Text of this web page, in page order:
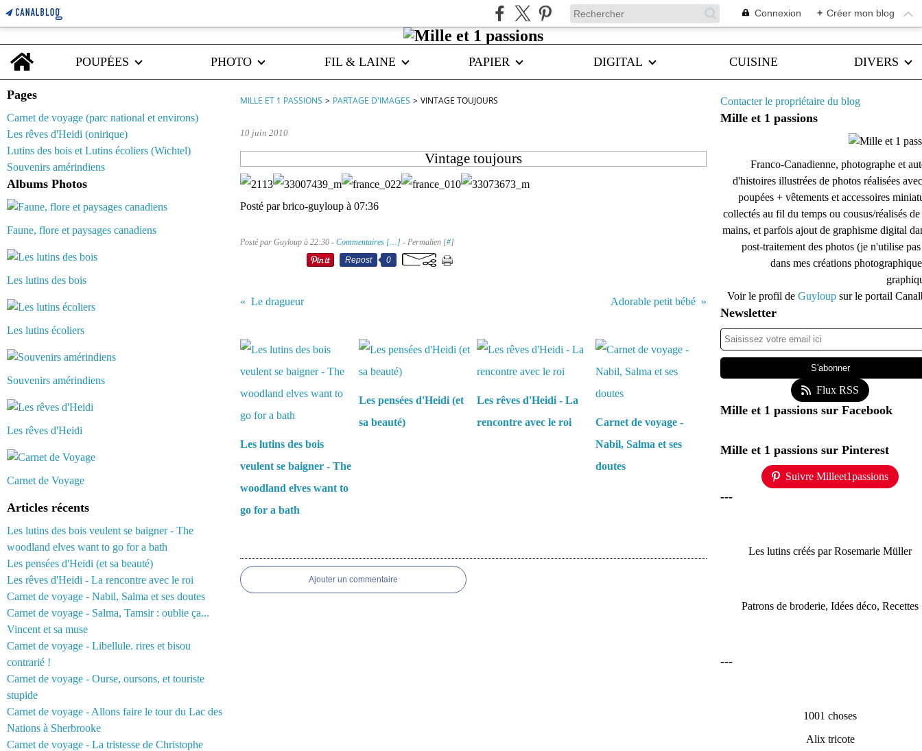
Connexion + Créer mon blog
Home
POUPÉES
PHOTO FIL & LAINE PAPIER DIGITAL CUISINE DIVERS
Pages
Carnet de voyage (parc national et environs)
Les rêves d'Heidi (onirique)
Lutins des bois et Lutins écoliers (Wichtel)
Souvenirs amérindiens
Albums Photos
Faune, flore et paysages canadiens
Les lutins des bois
Les lutins écoliers
Souvenirs amérindiens
Les rêves d'Heidi
Carnet de Voyage
Articles récents
Les lutins des bois veulent se baigner - The
woodland elves want to go for a bath
Les pensées d'Heidi (et sa beauté)
Les rêves d'Heidi - La rencontre avec le roi
Carnet de voyage - Nabil, Salma et ses doutes
Carnet de voyage - Salma, Tamsir : oublie ça...
Vincent et sa muse
Carnet de voyage - Libellule. rires et bisou
contrarié !
Carnet de voyage - Ourse, oursons, et touriste
stupide
Carnet de voyage - Allons faire le tour du Lac des
Nations à Sherbrooke
Carnet de voyage - La tristesse de Christophe
MILLE ET 1 PASSIONS > PARTAGE D'IMAGES > VINTAGE TOUJOURS
10 juin 2010
Vintage toujours
Posté par brico-guyloup à 07:36
Posté par Guyloup à 22:30 - Commentaires […] - Permalien [#]
Repost
0
Le dragueur Adorable petit bébé
Les lutins des bois
veulent se baigner - The
woodland elves want to
go for a bath
Les pensées d'Heidi (et
sa beauté)
Les rêves d'Heidi - La
rencontre avec le roi
Carnet de voyage -
Nabil, Salma et ses
doutes
Ajouter un commentaire
Contacter le propriétaire du blog
Mille et 1 passions
Franco-Canadienne, photographe et
d'histoires illustrées de photos réalisées
poupées + vêtements et accessoires
collectés au fil du temps ou cousus/réalisés de
mains, et parfois ajout de graphisme digital
post-traitement des photos (je n'utilise
dans mes créations
Voir le profil de Guyloup sur le portail
Newsletter
Flux RSS
Mille et 1 passions sur Facebook
Mille et 1 passions sur Pinterest
Suivre Milleet1passions
---
Les lutins créés par Rosemarie Müller
Patrons de broderie, Idées déco, Recettes
---
1001 choses
Alix tricote